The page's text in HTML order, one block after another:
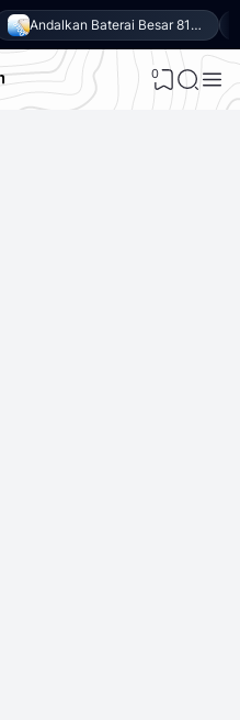
Andalkan Baterai Besar 8100mAh dan SoC Unisoc T7300, Ini dia 10 Keunggulan vivo Y500 4G
0